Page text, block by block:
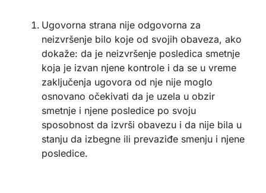
Ugovorna strana nije odgovorna za
neizvršenje bilo koje od svojih obaveza, ako
dokaže: da je neizvršenje posledica smetnje
koja je izvan njene kontrole i da se u vreme
zaključenja ugovora od nje nije moglo
osnovano očekivati da je uzela u obzir
smetnje i njene posledice po svoju
sposobnost da izvrši obavezu i da nije bila u
stanju da izbegne ili prevaziđe smenju i njene
posledice.